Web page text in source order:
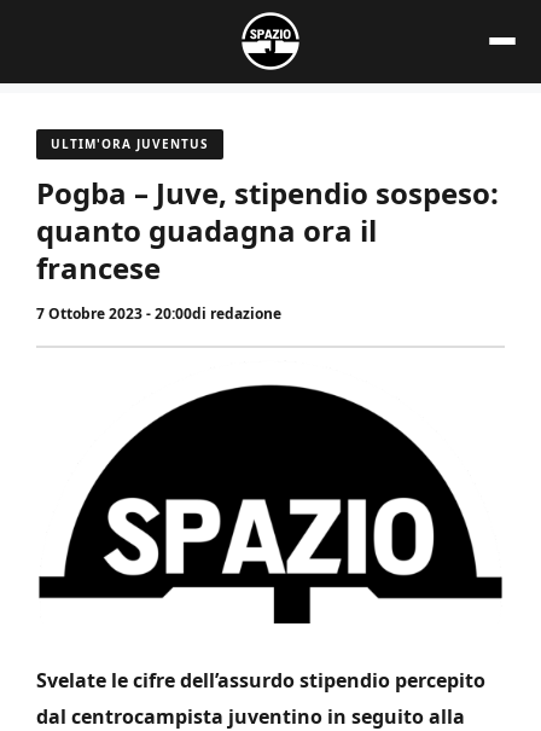
contenuto
ULTIM'ORA JUVENTUS
Pogba – Juve, stipendio sospeso:
quanto guadagna ora il
francese
7 Ottobre 2023 - 20:00di redazione
Svelate le cifre dell’assurdo stipendio percepito
dal centrocampista juventino in seguito alla